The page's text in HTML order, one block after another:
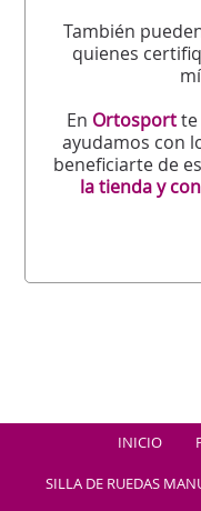
También
quienes
En Ortosport
ayudamos con
beneficiarte de
la tienda y
INICIO
SILLA DE RUEDAS